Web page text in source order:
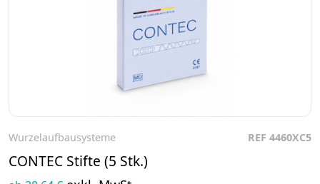
Wurzelaufbausysteme REF 4460XC5
CONTEC Stifte (5 Stk.)